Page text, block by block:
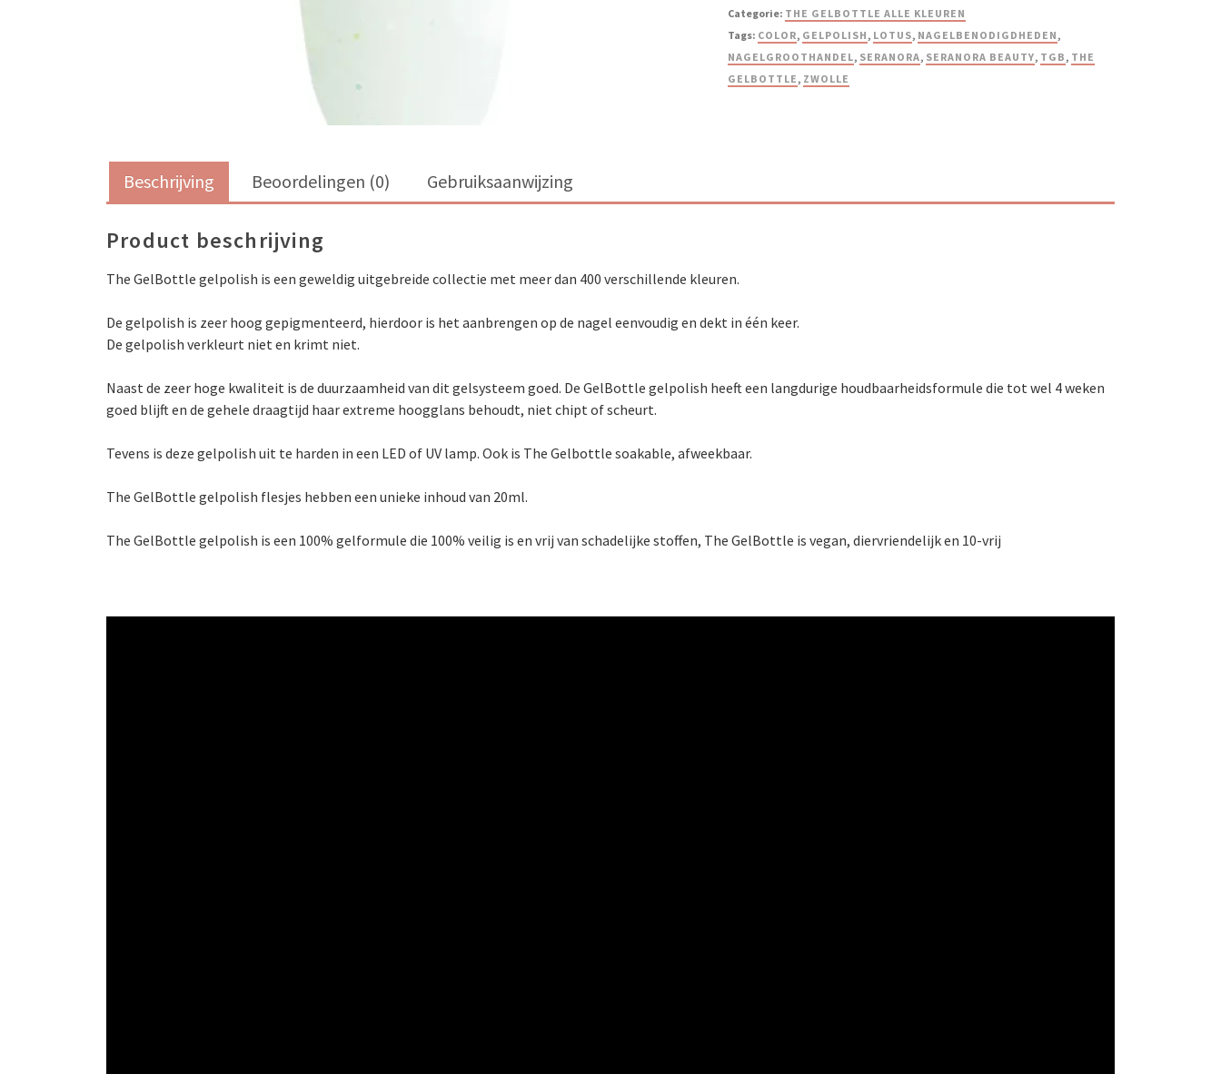
Categorie: THE GELBOTTLE ALLE KLEUREN
Tags: COLOR, GELPOLISH, LOTUS, NAGELBENODIGDHEDEN,
NAGELGROOTHANDEL, SERANORA, SERANORA BEAUTY, TGB, THE
GELBOTTLE, ZWOLLE
Beschrijving Beoordelingen (0) Gebruiksaanwijzing
Product beschrijving
The GelBottle gelpolish is een geweldig uitgebreide collectie met meer dan 400 verschillende kleuren.
De gelpolish is zeer hoog gepigmenteerd, hierdoor is het aanbrengen op de nagel eenvoudig en dekt in één keer.
De gelpolish verkleurt niet en krimt niet.
Naast de zeer hoge kwaliteit is de duurzaamheid van dit gelsysteem goed. De GelBottle gelpolish heeft een langdurige houdbaarheidsformule die tot wel 4 weken
goed blijft en de gehele draagtijd haar extreme hoogglans behoudt, niet chipt of scheurt.
Tevens is deze gelpolish uit te harden in een LED of UV lamp. Ook is The Gelbottle soakable, afweekbaar.
The GelBottle gelpolish flesjes hebben een unieke inhoud van 20ml.
The GelBottle gelpolish is een 100% gelformule die 100% veilig is en vrij van schadelijke stoffen, The GelBottle is vegan, diervriendelijk en 10-vrij